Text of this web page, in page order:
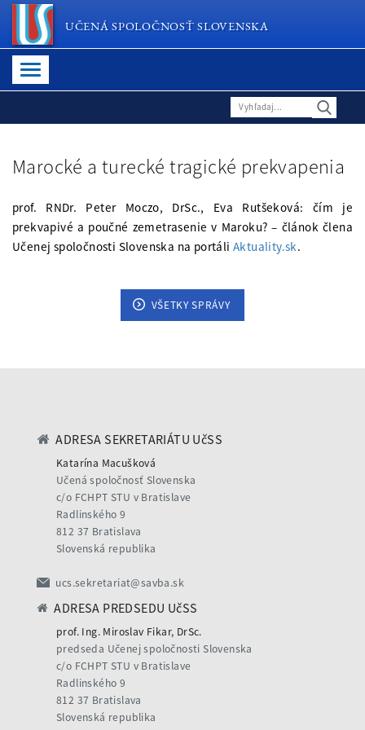
UČENÁ SPOLOČNOSŤ SLOVENSKA
Marocké a turecké tragické prekvapenia
prof. RNDr. Peter Moczo, DrSc., Eva Rutšeková: čím je
prekvapivé a poučné zemetrasenie v Maroku? – článok člena
Učenej spoločnosti Slovenska na portáli Aktuality.sk.
VŠETKY SPRÁVY
ADRESA SEKRETARIÁTU UčSS
Katarína Macušková
Učená spoločnosť Slovenska
c/o FCHPT STU v Bratislave
Radlinského 9
812 37 Bratislava
Slovenská republika
ucs.sekretariat@savba.sk
ADRESA PREDSEDU UčSS
prof. Ing. Miroslav Fikar, DrSc.
predseda Učenej spoločnosti Slovenska
c/o FCHPT STU v Bratislave
Radlinského 9
812 37 Bratislava
Slovenská republika